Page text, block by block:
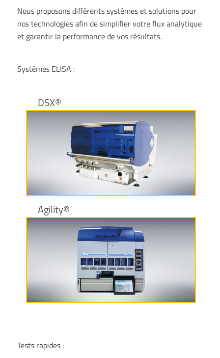
Nous proposons différents systèmes et solutions pour
nos technologies afin de simplifier votre flux analytique
et garantir la performance de vos résultats.
Systèmes ELISA :
DSX®
Plus d’informations
Agility®
Plus d’informations
Tests rapides :